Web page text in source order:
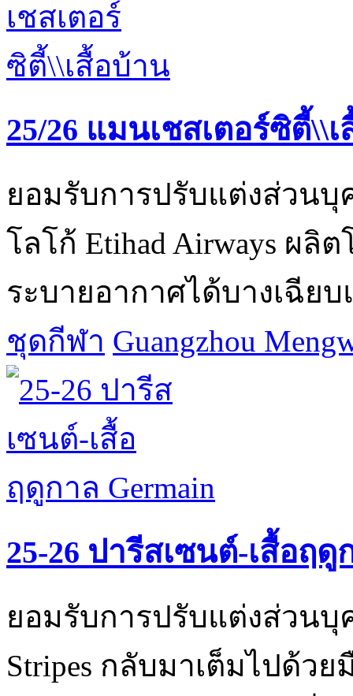
25/26 แมนเชสเตอร์ซิตี้\\
ยอมรับการปรับแต่งส่วนบุ
โลโก้ Etihad Airways ผลิ
ระบายอากาศได้บางเฉีย
ชุดกีฬา Guangzhou
25-26 ปารีสเซนต์-เสื้อฤดู
ยอมรับการปรับแต่งส่วนบุค
Stripes กลับมาเต็มไปด้ว